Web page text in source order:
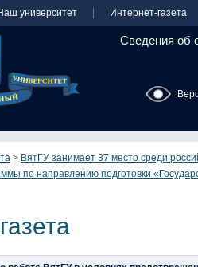
университет Интернет-газета
Сведения об
> ВятГУ занимает 37 место среди
по направлению подготовки